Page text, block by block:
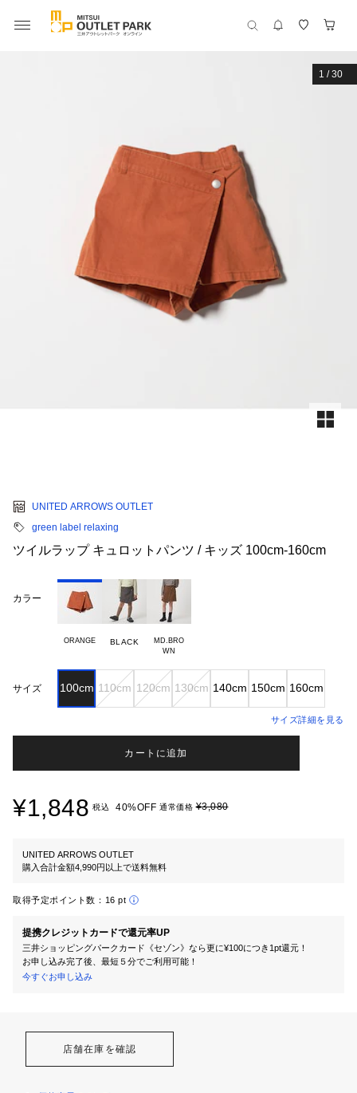
1 /30
UNITED ARROWS OUTLET
green label relaxing
ツイルラップ キュロットパンツ / キッズ 100cm-160cm
カラー
ORANGE BLACK
MD.BRO
サイズ 100cm 110cm 120cm 130cm 140cm 150cm 160cm
サイズ詳細を見る
カートに追加
¥1,848 税込 40%OFF 通常価格¥3,080
UNITED ARROWS OUTLET
購入合計金額4,990円以上で送料無料
取得予定ポイント数： 16 pt
提携クレジットカードで還元率UP
三井ショッピングパークカード《セゾン》なら更に¥100につき1pt還元！
お申し込み完了後、最短５分でご利用可能！
今すぐお申し込み
店舗在庫を確認